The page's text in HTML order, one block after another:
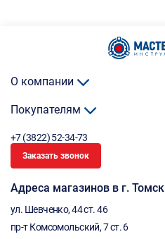
О компании
Покупателям
+7 (3822) 52-34-73
Заказать звонок
Адреса магазинов в г. Томск
ул. Шевченко, 44 ст. 46
пр-т Комсомольский, 7 ст. 6